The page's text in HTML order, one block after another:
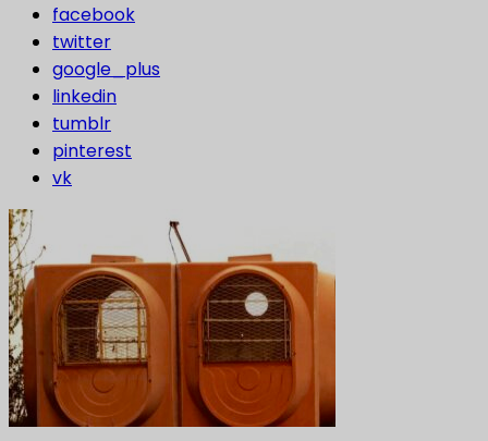
facebook
twitter
google_plus
linkedin
tumblr
pinterest
vk